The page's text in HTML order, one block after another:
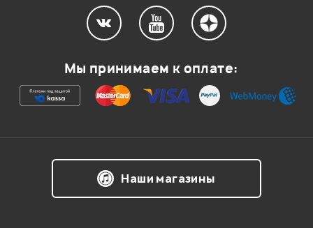
Ваша оценка:
Мы принимаем к оплате:
Наши магазины